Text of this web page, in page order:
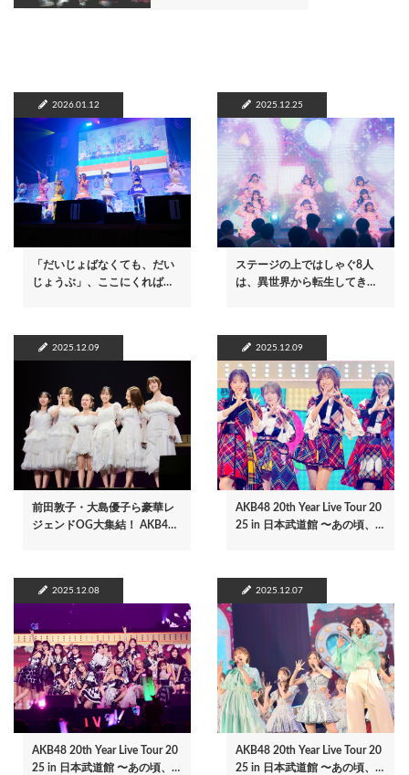
2026.01.12
「だいじょばなくても、だい
じょうぶ」、ここにくれば…
2025.12.25
ステージの上ではしゃぐ8人
は、異世界から転生してき…
2025.12.09
前田敦子・大島優子ら豪華レ
ジェンドOG大集結！ AKB4…
2025.12.09
AKB48 20th Year Live Tour 20
25 in 日本武道館 〜あの頃、…
2025.12.08
AKB48 20th Year Live Tour 20
25 in 日本武道館 〜あの頃、…
2025.12.07
AKB48 20th Year Live Tour 20
25 in 日本武道館 〜あの頃、…